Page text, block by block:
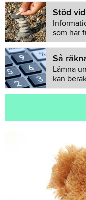
Stöd
som har
Så
Lämna
kan